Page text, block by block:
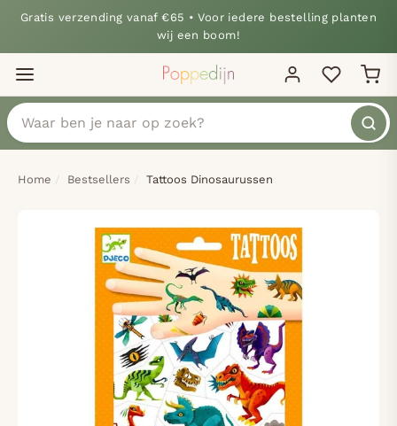
Gratis verzending vanaf €65 • Voor iedere bestelling planten
wij een boom!
Home Bestsellers Tattoos Dinosaurussen